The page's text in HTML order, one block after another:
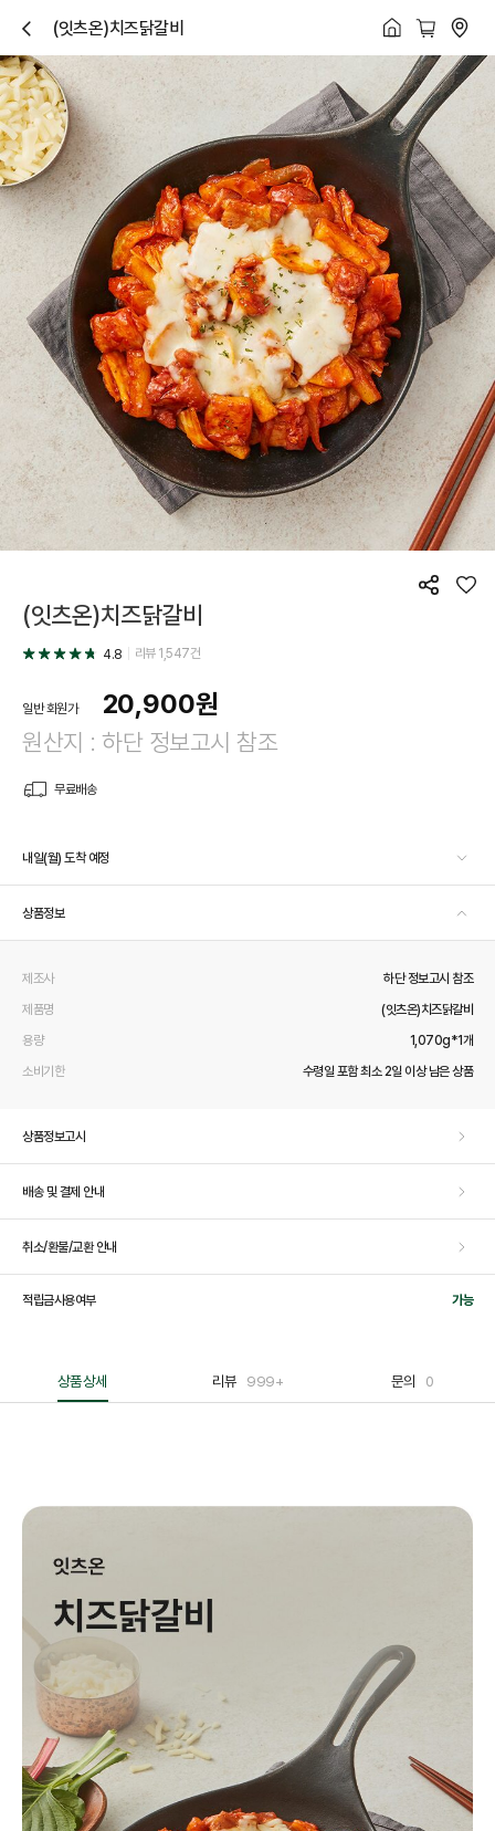
닫
기
(잇츠온)치즈닭갈비
공
좋
(잇츠온)치즈닭갈비
4.8 리뷰1,547건
일반 회원가 20,900원
원산지 : 하단 정보고시 참조
무료배송
내일(월) 도착 예정
상품정보
제조사
하단 정보고시 참조
제품명
(잇츠온)치즈닭갈비
용량
1,070g*1개
소비기한
수령일 포함 최소 2일 이상 남은 상품
상품정보고시
배송 및 결제 안내
취소/환불/교환 안내
적립금사용여부 가능
상품상세 리뷰 999+ 문의 0